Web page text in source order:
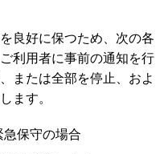
良好に保つため、次の各
利用者に事前の通知を行
または全部を停止、およ
ます。
急保守の場合